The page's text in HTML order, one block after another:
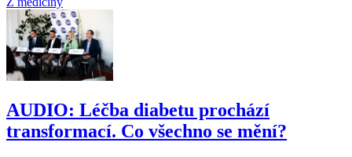
AUDIO: Léčba diabetu prochází
transformací. Co všechno se mění?